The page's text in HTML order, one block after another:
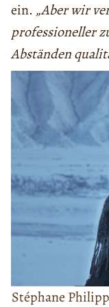
ein.„Aber wir
professioneller
Abständen
Stéphane